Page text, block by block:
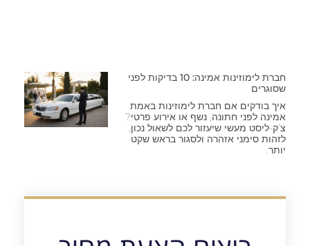
חברת לימוזינות אמינה: 10 בדיקות לפני
שסוגרים
איך בודקים אם חברת לימוזינות באמת
אמינה לפני חתונה, נשף או אירוע פרטי?
צ’ק-ליסט מעשי שיעזור לכם לשאול נכון,
לזהות סימני אזהרה ולסגור בראש שקט
יותר.